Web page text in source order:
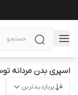
اسپری بدن مردانه
پربازدیدترین